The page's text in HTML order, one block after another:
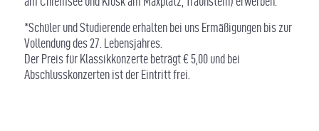
*Schüler und Studierende erhalten bei uns Ermäßigungen bis zur
Vollendung des 27. Lebensjahres.
Der Preis für Klassikkonzerte beträgt € 5,00 und bei
Abschlusskonzerten ist der Eintritt frei.